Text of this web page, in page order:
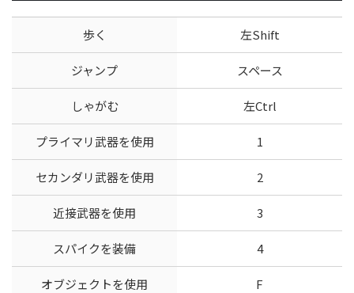
歩く 左Shift
ジャンプ スペース
しゃがむ 左Ctrl
プライマリ武器を使用 1
セカンダリ武器を使用 2
近接武器を使用 3
スパイクを装備 4
オブジェクトを使用 F